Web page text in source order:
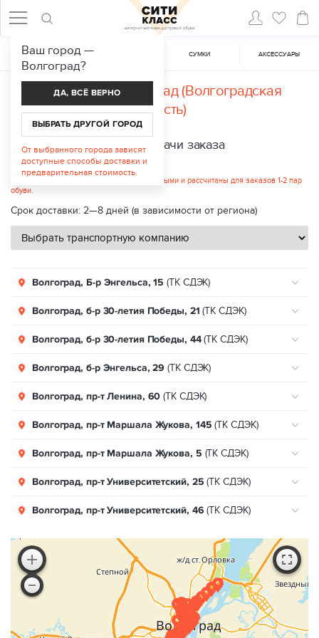
ЖЕНСКАЯ ОБУВЬ CУМКИ АКСЕССУАРЫ
Доставка вВолгоград (Волгоградская
область)
Пункты выдачи заказа
Стоимость услуги: от 300 руб.
Указанные цены являются ориентировочными и рассчитаны для заказов 1-2 пар
обуви.
Срок доставки: 2—8 дней (в зависимости от региона)
Волгоград, Б-р Энгельса, 15 (ТК СДЭК)
Волгоград, б-р 30-летия Победы, 21 (ТК СДЭК)
Волгоград, б-р 30-летия Победы, 44(ТК СДЭК)
Волгоград, б-р Энгельса, 29 (ТК СДЭК)
Волгоград, пр-т Ленина, 60 (ТК СДЭК)
Волгоград, пр-т Маршала Жукова, 145 (ТК СДЭК)
Волгоград, пр-т Маршала Жукова, 5 (ТК СДЭК)
Волгоград, пр-т Университетский, 25 (ТК СДЭК)
Волгоград, пр-т Университетский, 46 (ТК СДЭК)
Волгоград, пр-т Университетский, 86(ТК СДЭК)
Волгоград, пр-т им. Героев Сталинграда, 4(ТК СДЭК)
Волгоград, пр-т. Ленина, 46 (ТК СДЭК)
Волгоград, проспект Металлургов, 52А(ТК СДЭК)
Ваш город —
Волгоград?
ДА, ВСЁ ВЕРНО
ВЫБРАТЬ ДРУГОЙ ГОРОД
От выбранного города зависят
доступные способы доставки и
предварительная стоимость.